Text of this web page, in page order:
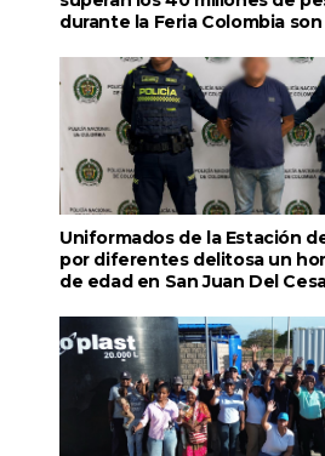
durante la Feria Colombia
Uniformados de la Estación
por diferentes delitosa un
de edad en San Juan Del